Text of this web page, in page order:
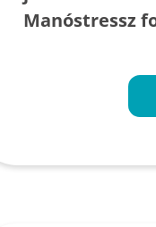
Manóstressz